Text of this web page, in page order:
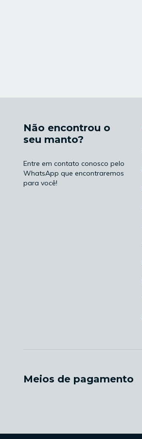
Não encontrou o
seu manto?
Entre em contato conosco pelo
WhatsApp que encontraremos
para você!
Meios de pagamento